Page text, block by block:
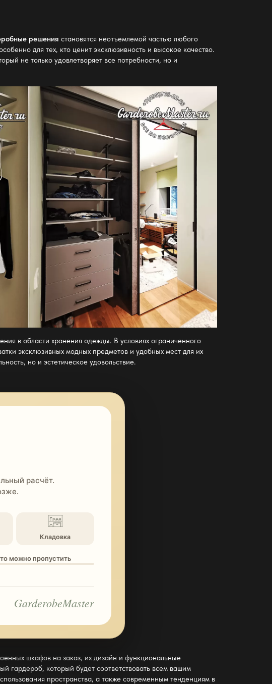
решения становятся неотъемлемой частью любого
для тех, кто ценит эксклюзивность и высокое качество.
не только удовлетворяет все потребности, но и
в области хранения одежды. В условиях ограниченного
эксклюзивных модных предметов и удобных мест для их
но и эстетическое удовольствие.
расчёт.
Кладовка
можно пропустить
GarderobeMaster
шкафов на заказ, их дизайн и функциональные
гардероб, который будет соответствовать всем вашим
пространства, а также современным тенденциям в